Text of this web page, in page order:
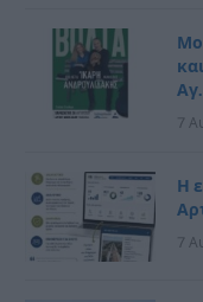
7
Η
7